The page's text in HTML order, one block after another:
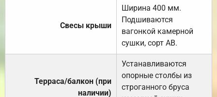
Свесы крыши
Ширина 400 мм.
Подшиваются
вагонкой камерной
сушки, сорт АВ.
Терраса/балкон (при
наличии)
Устанавливаются
опорные столбы из
строганного бруса